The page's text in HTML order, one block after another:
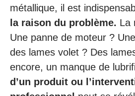
métallique, il est
la raison du problème. La
Une panne de moteur ?
des lames volet ? Des
encore, un manque de
d’un produit ou